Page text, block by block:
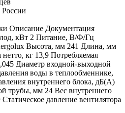
Описание Документация
кВт 2 Питание, В/Ф/Гц
Высота, мм 241 Длина, мм
нетто, кг 13,9 Потребляемая
Диаметр входной-выходной
воды в теплообменнике,
внутреннего блока, дБ(А)
трубы, мм 24 Вес внутреннего
Статическое давление вентилятора